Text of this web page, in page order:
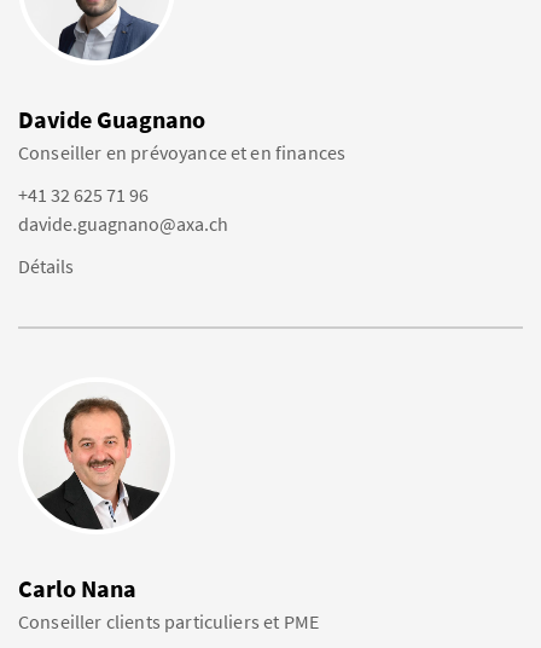
Davide Guagnano
Conseiller en prévoyance et en finances
+41 32 625 71 96
davide.guagnano@axa.ch
Détails
Carlo Nana
Conseiller clients particuliers et PME